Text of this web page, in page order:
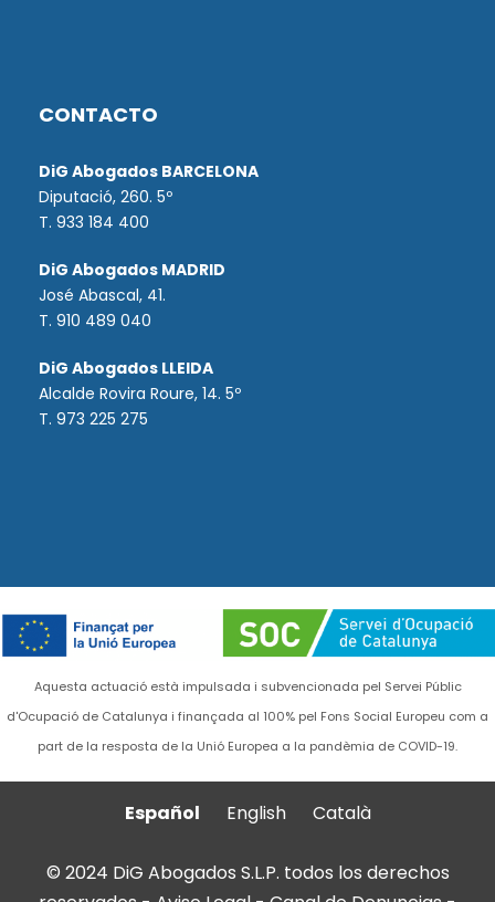
CONTACTO
DiG Abogados BARCELONA
Diputació, 260. 5º
T. 933 184 400
DiG Abogados MADRID
José Abascal, 41.
T. 910 489 040
DiG Abogados LLEIDA
Alcalde Rovira Roure, 14. 5º
T. 973 225 275
Aquesta actuació està impulsada i subvencionada pel Servei Públic
d'Ocupació de Catalunya i finançada al 100% pel Fons Social Europeu com a
part de la resposta de la Unió Europea a la pandèmia de COVID-19.
Español English Català
© 2024 DiG Abogados S.L.P. todos los derechos